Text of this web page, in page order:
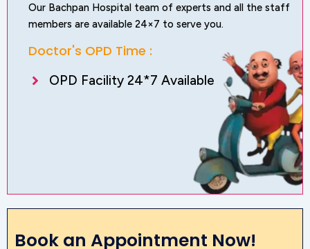
Our Bachpan Hospital team of experts and all the staff
members are available 24×7 to serve you.
Doctor's OPD Time :
OPD Facility 24*7 Available
Book an Appointment Now!